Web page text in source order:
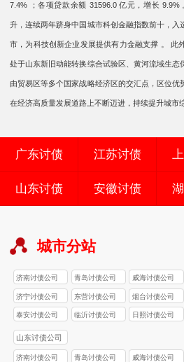
7.4% ；各项贷款余额 31596.0 亿元，增长
升，连续两年跻身中国城市科创金融指数前十，入
市，为科技创新企业发展提供有力金融支撑 。 此
处于山东新旧动能转换综合试验区、黄河流域生态
由贸易区等多个国家战略经济区的交汇点，区位优
在经济高质量发展道路上不断迈进，持续提升城市
广东讨债 江苏讨债
山东讨债 安徽讨债
城市分站
济南讨债公司 青岛讨债公司 威海讨债公司
济宁讨债公司 东营讨债公司 烟台讨债公司
泰安讨债公司 临沂讨债公司 日照讨债公司
山东讨债公司
济南讨债公司 青岛讨债公司 威海讨债公司